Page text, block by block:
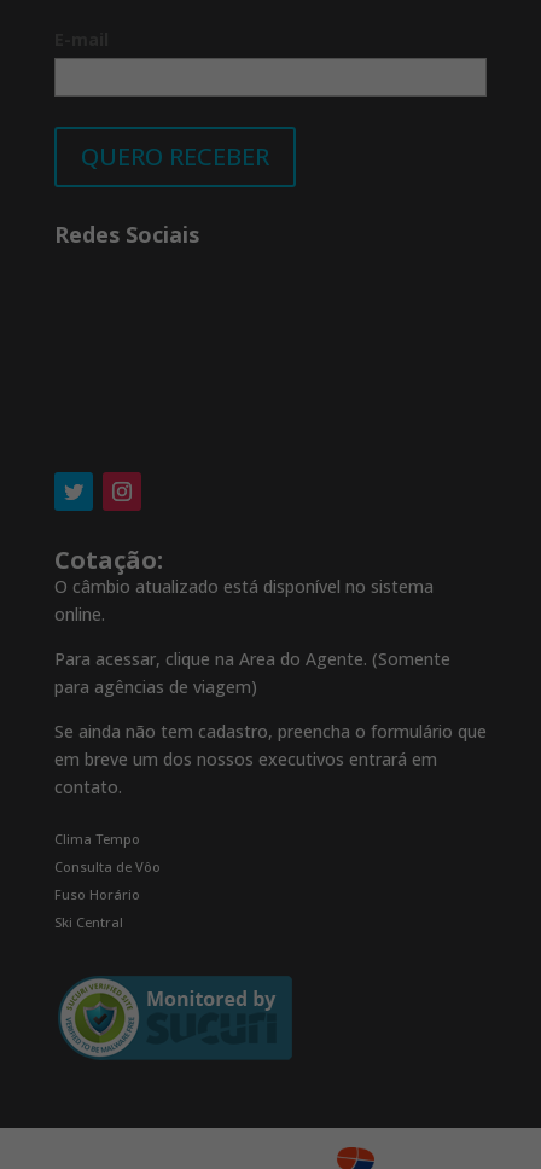
QUERO RECEBER
Redes Sociais
Cotação:
O câmbio atualizado está disponível no sistema
online.
Para acessar, clique na Area do Agente. (Somente
para agências de viagem)
Se ainda não tem cadastro, preencha o formulário que
em breve um dos nossos executivos entrará em
contato.
Clima Tempo
Consulta de Vôo
Fuso Horário
Ski Central